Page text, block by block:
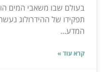
בעולם שבו משאבי המים
תפקידו של ההידרולוג
המדע...
קרא עוד »